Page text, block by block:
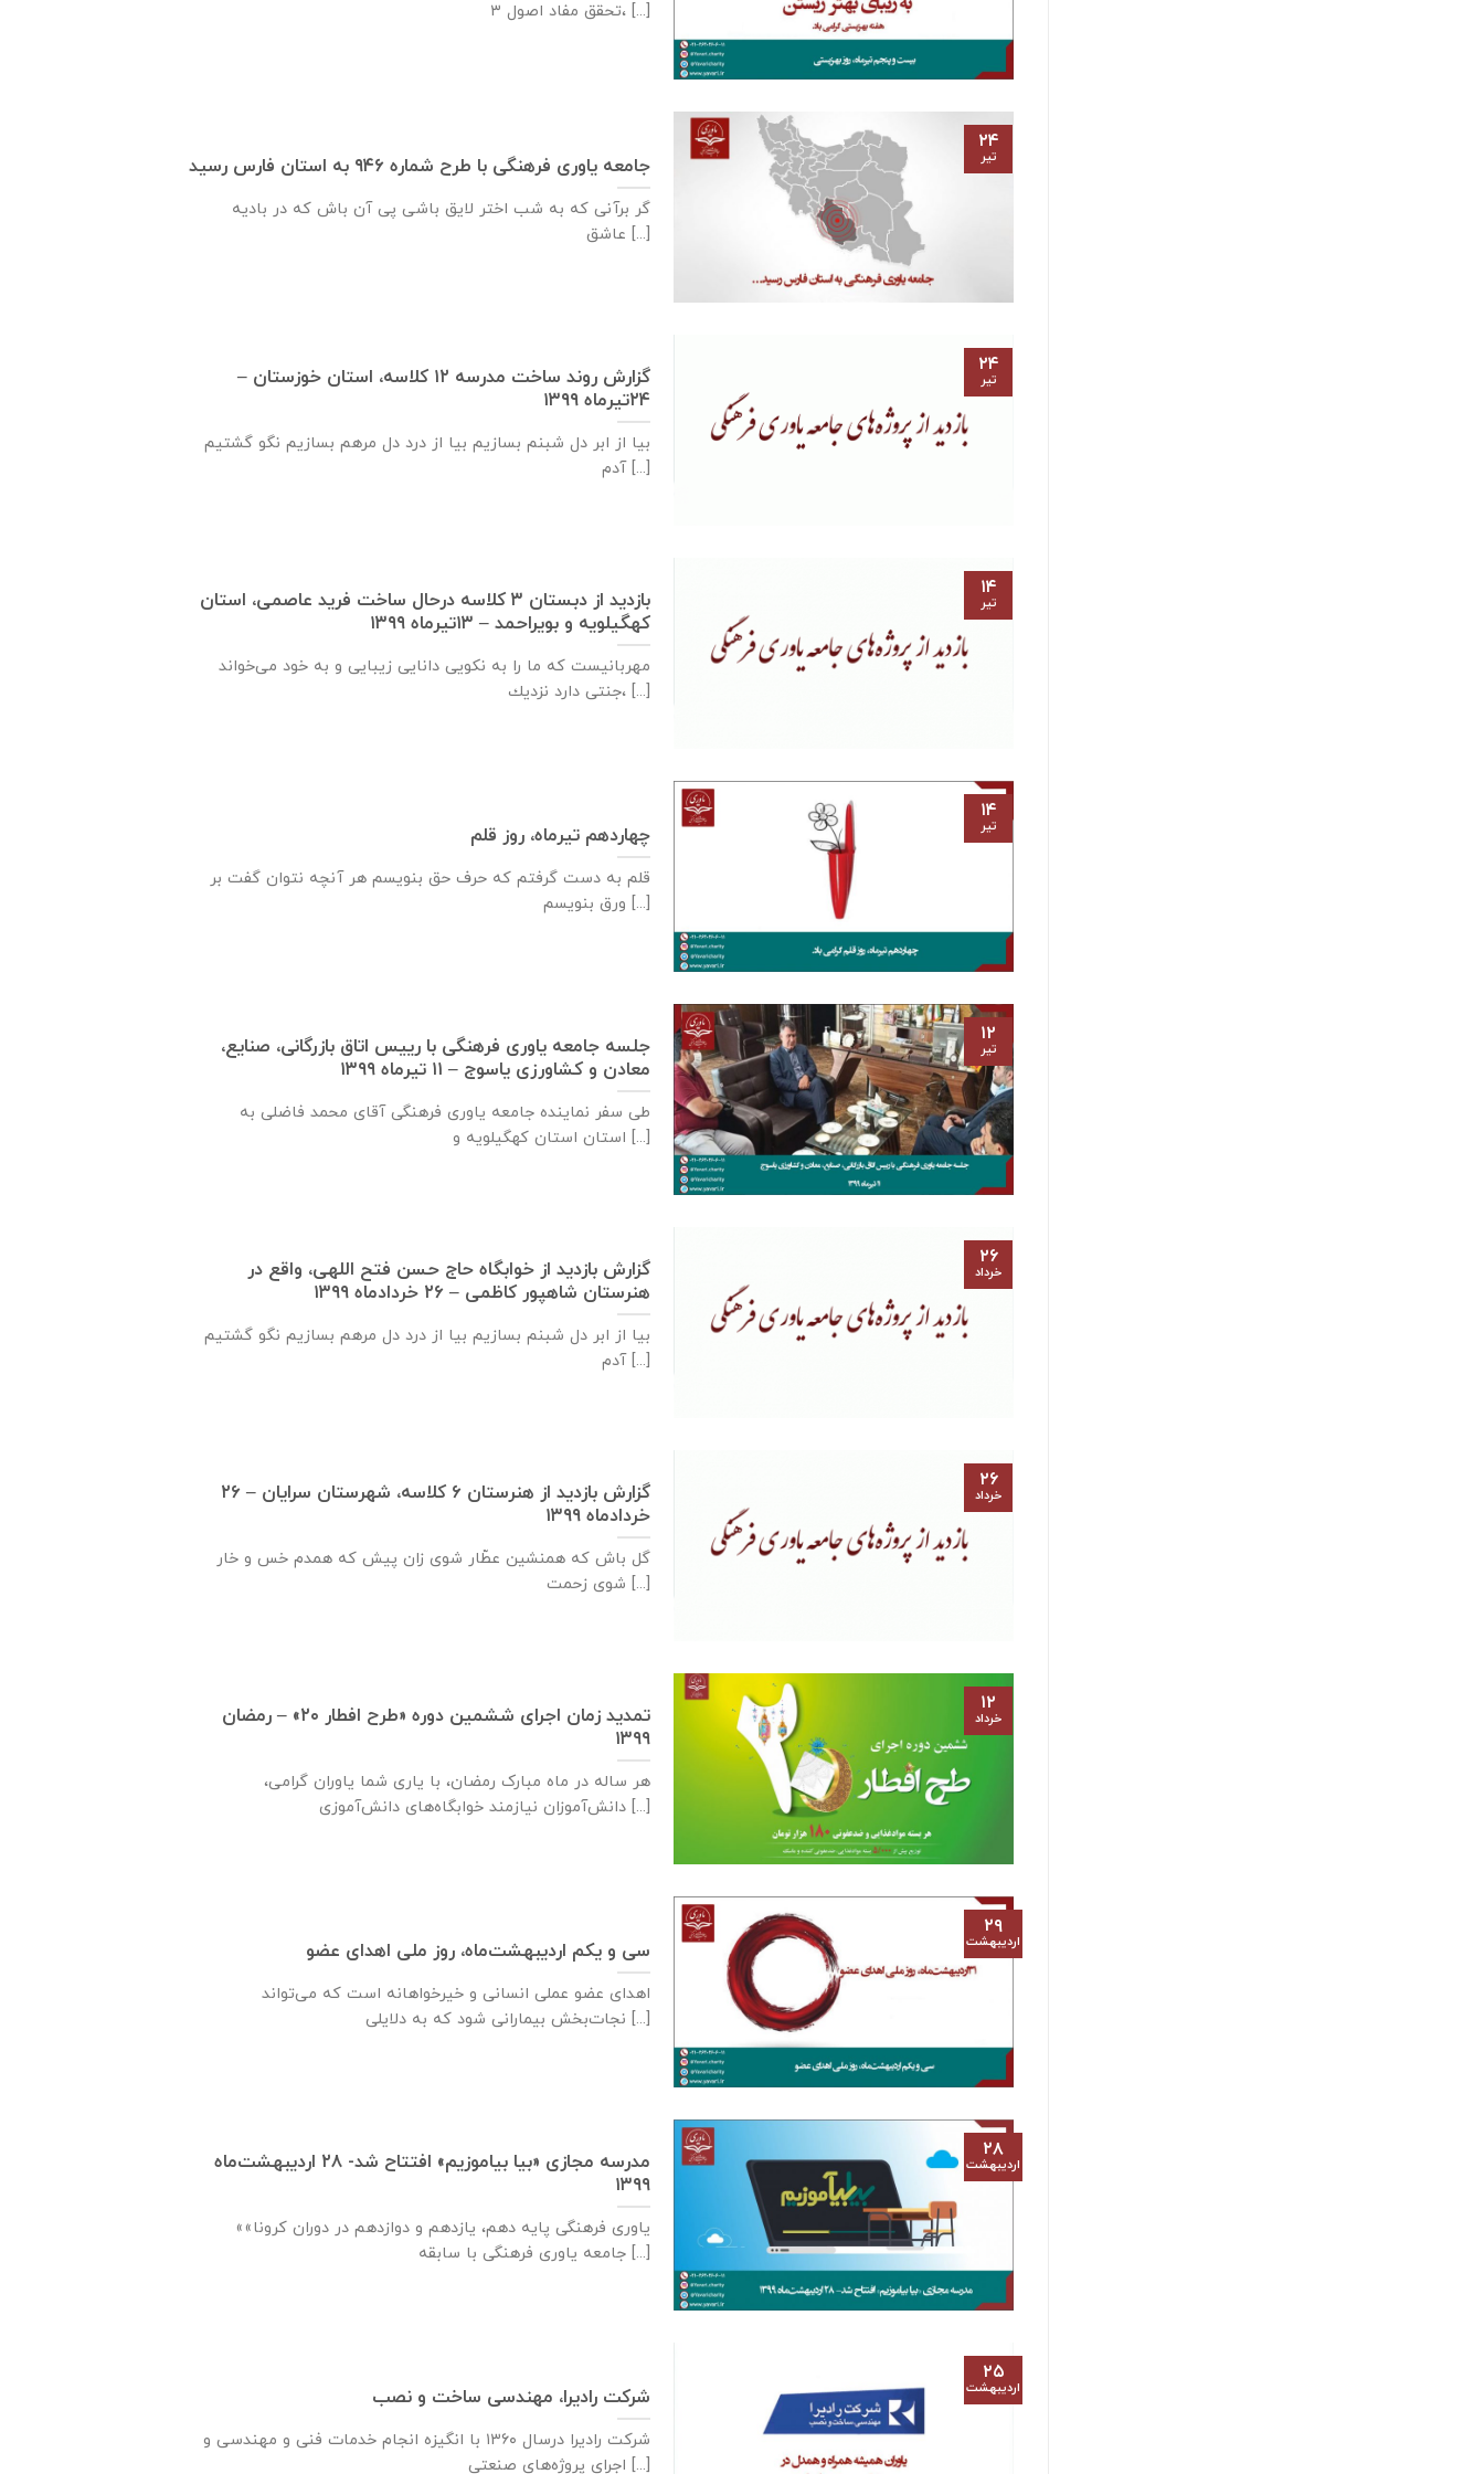
تحقق مفاد اصول ۳، [...]
جامعه یاوری فرهنگی با طرح شماره ۹۴۶ به استان فارس رسید
گر برآنی که به شب اختر لایق باشی پی آن باش که در بادیه
عاشق [...]
۲۴
تیر
گزارش روند ساخت مدرسه ١٢ كلاسه، استان خوزستان –
۲۴تیرماه ۱۳۹۹
بیا از ابر دل شبنم بسازیم بیا از درد دل مرهم بسازیم نگو گشتیم
آدم [...]
۲۴
تیر
بازدید از دبستان ۳ کلاسه درحال ساخت فرید عاصمی، استان
كهگيلويه و بويراحمد – ۱۳تیرماه ۱۳۹۹
مهربانيست كه ما را به نكويی دانايی زيبايی و به خود می‌خواند
جنتی دارد نزديك، [...]
۱۴
تیر
چهاردهم تیرماه، روز قلم
قلم به دست گرفتم که حرف حق بنویسم هر آنچه نتوان گفت بر
ورق بنویسم [...]
۱۴
تیر
جلسه جامعه یاوری فرهنگی با رييس اتاق بازرگانی، صنايع،
معادن و كشاورزی ياسوج – ۱۱ تیرماه ۱۳۹۹
استان استان کهگیلویه و [...]
۱۲
تیر
گزارش بازديد از خوابگاه حاج حسن فتح اللهی، واقع در
هنرستان شاهپور كاظمی – ۲۶ خرداد‌ماه ۱۳۹۹
بیا از ابر دل شبنم بسازیم بیا از درد دل مرهم بسازیم نگو گشتیم
آدم [...]
۲۶
خرداد
گزارش بازديد از هنرستان ٦ كلاسه، شهرستان سرايان – ۲۶
خرداد‌ماه ۱۳۹۹
گل باش که همنشین عطّار شوی زان پیش که همدم خس و خار
شوی زحمت [...]
۲۶
خرداد
تمدید زمان اجرای ششمین دوره «طرح افطار ۲۰» – رمضان
۱۳۹۹
هر ساله در ماه مبارک رمضان، با یاری شما یاوران گرامی،
دانش‌آموزان نیازمند خوابگاه‌های دانش‌آموزی [...]
۱۲
خرداد
سی و یکم اردیبهشت‌ماه، روز ملی اهدای عضو
اهدای عضو عملی انسانی و خیرخواهانه است که می‌تواند
نجات‌بخش بیمارانی شود که به دلایلی [...]
۲۹
اردیبهشت
مدرسه مجازی «بیا بیاموزیم» افتتاح شد- ۲۸ اردیبهشت‌ماه
۱۳۹۹
«یاوری فرهنگی پایه دهم، یازدهم و دوازدهم در دوران کرونا»
جامعه یاوری فرهنگی با سابقه [...]
۲۸
اردیبهشت
شرکت رادیرا، مهندسی ساخت و نصب
شرکت رادیرا درسال ۱۳۶۰ با انگیزه انجام خدمات فنی و مهندسی و
اجرای پروژه‌های صنعتی [...]
۲۵
اردیبهشت